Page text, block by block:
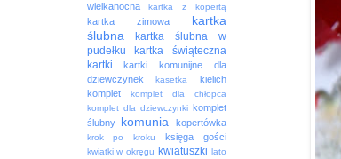
wielkanocna
kartka z kopertą
kartka zimowa
kartka
ślubna
kartka ślubna w
pudełku
kartka świąteczna
kartki
kartki komunijne dla
dziewczynek
kasetka
kielich
komplet
komplet dla chłopca
komplet dla dziewczynki komplet
ślubny
komunia kopertówka
krok po kroku księga gości
kwiatki w okręgu kwiatuszki lato